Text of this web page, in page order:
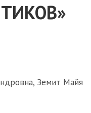
Земит Майя